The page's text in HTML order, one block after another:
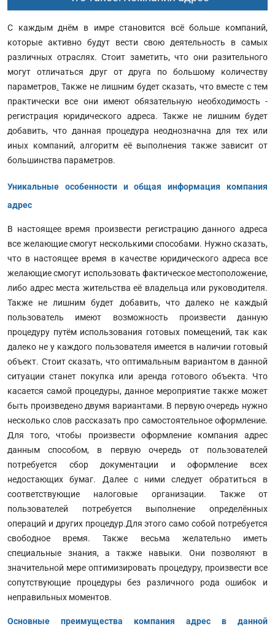
С каждым днём в имре становится всё больше компаний,
которые активно будут вести свою деятельность в самых
различных отраслях. Стоит заметить, что они разительного
могут отличаться друг от друга по большому количеству
параметров. Также не лишним будет сказать, что вместе с тем
практически все они имеют обязательную необходимость -
регистрация юридического адреса. Также не лишним будет
добавить, что данная процедура неоднозначна для тех или
иных компаний, алгоритм её выполнения также зависит от
большинства параметров.
Уникальные особенности и общая информация компания
адрес
В настоящее время произвести регистрацию данного адреса
все желающие смогут несколькими способами. Нужно сказать,
что в настоящее время в качестве юридического адреса все
желающие смогут использовать фактическое местоположение,
либо адрес места жительства её владельца или руководителя.
Также не лишним будет добавить, что далеко не каждый
пользователь имеют возможность произвести данную
процедуру путём использования готовых помещений, так как
далеко не у каждого пользователя имеется в наличии готовый
объект. Стоит сказать, что оптимальным вариантом в данной
ситуации станет покупка или аренда готового объекта. Что
касается самой процедуры, данное мероприятие также может
быть произведено двумя вариантами. В первую очередь нужно
несколько слов рассказать про самостоятельное оформление.
Для того, чтобы произвести оформление компания адрес
данным способом, в первую очередь от пользователей
потребуется сбор документации и оформление всех
недостающих бумаг. Далее с ними следует обратиться в
соответствующие налоговые организации. Также от
пользователей потребуется выполнение определённых
операций и других процедур.Для этого само собой потребуется
свободное время. Также весьма желательно иметь
специальные знания, а также навыки. Они позволяют в
значительной мере оптимизировать процедуру, произвести все
сопутствующие процедуры без различного рода ошибок и
неправильных моментов.
Основные преимущества компания адрес в данной